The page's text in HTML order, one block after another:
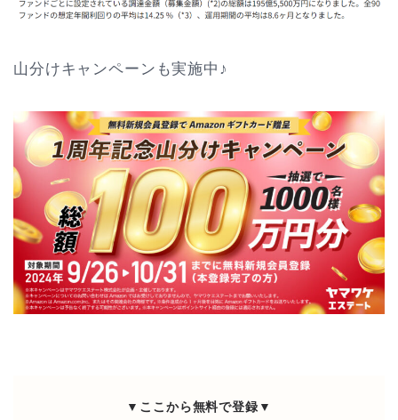
山分けキャンペーンも実施中♪
▼ここから無料で登録▼